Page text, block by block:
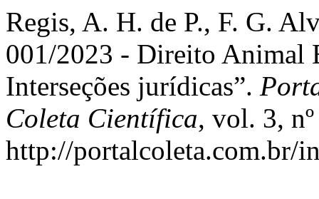
Regis, A. H. de P., F. G.
001/2023 - Direito Animal
Interseções jurídicas”.
Coleta Científica, vol. 3,
http://portalcoleta.com.br/